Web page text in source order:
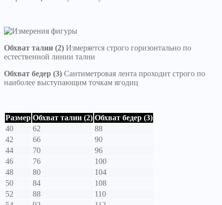
Обхват талии (2) Измеряется строго горизонтально по
естественной линии талии
Обхват бедер (3) Сантиметровая лента проходит строго по
наиболее выступающим точкам ягодиц
Размер Обхват талии (2) Обхват бедер (3)
40
62
88
42
66
90
44
70
96
46
76
100
48
80
104
50
84
108
52
88
110